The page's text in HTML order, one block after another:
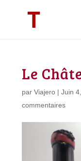
Le
par Viajero| Juin
commentaires